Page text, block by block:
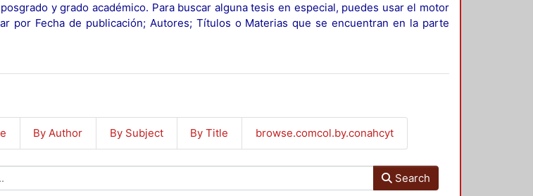
y grado académico. Para buscar alguna tesis en especial, puedes usar el motor
por Fecha de publicación; Autores; Títulos o Materias que se encuentran en la parte
By Author By Subject By Title browse.comcol.by.conahcyt
Search